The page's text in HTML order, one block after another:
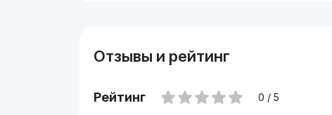
Отзывы и рейтинг
Рейтинг 0 / 5